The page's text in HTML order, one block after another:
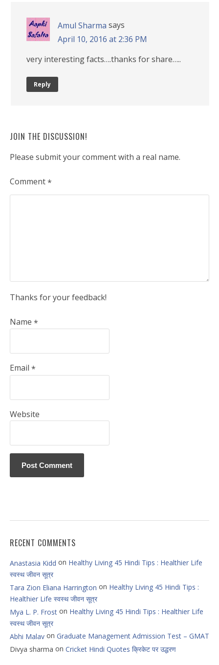
Amul Sharma says
April 10, 2016 at 2:36 PM
very interesting facts….thanks for share…..
Reply
JOIN THE DISCUSSION!
Please submit your comment with a real name.
Comment*
Thanks for your feedback!
Name *
Email *
Website
RECENT COMMENTS
Anastasia Kidd on Healthy Living 45 Hindi Tips : Healthier Life
स्वस्थ जीवन सूत्र
Tara Zion Eliana Harrington on Healthy Living 45 Hindi Tips :
Healthier Life स्वस्थ जीवन सूत्र
Mya L. P. Frost on Healthy Living 45 Hindi Tips : Healthier Life
स्वस्थ जीवन सूत्र
Abhi Malav on Graduate Management Admission Test – GMAT
Divya sharma on Cricket Hindi Quotes क्रिकेट पर उद्धरण